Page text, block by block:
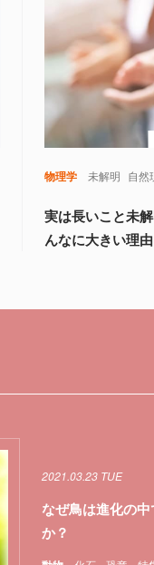
物理学 未解明 自然
実は長いこと未
んなに大きい理由
2021.03.23 TUE
なぜ鳥は進化の
か？